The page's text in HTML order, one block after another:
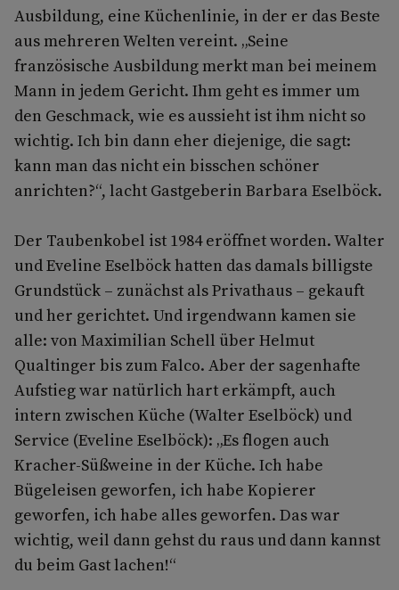
Ausbildung, eine Küchenlinie, in der er das Beste
aus mehreren Welten vereint. „Seine
französische Ausbildung merkt man bei meinem
Mann in jedem Gericht. Ihm geht es immer um
den Geschmack, wie es aussieht ist ihm nicht so
wichtig. Ich bin dann eher diejenige, die sagt:
kann man das nicht ein bisschen schöner
anrichten?“, lacht Gastgeberin Barbara Eselböck.
Der Taubenkobel ist 1984 eröffnet worden. Walter
und Eveline Eselböck hatten das damals billigste
Grundstück – zunächst als Privathaus – gekauft
und her gerichtet. Und irgendwann kamen sie
alle: von Maximilian Schell über Helmut
Qualtinger bis zum Falco. Aber der sagenhafte
Aufstieg war natürlich hart erkämpft, auch
intern zwischen Küche (Walter Eselböck) und
Service (Eveline Eselböck): „Es flogen auch
Kracher-Süßweine in der Küche. Ich habe
Bügeleisen geworfen, ich habe Kopierer
geworfen, ich habe alles geworfen. Das war
wichtig, weil dann gehst du raus und dann kannst
du beim Gast lachen!“